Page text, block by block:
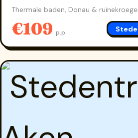
Thermale baden, Donau &
€109 p.p.